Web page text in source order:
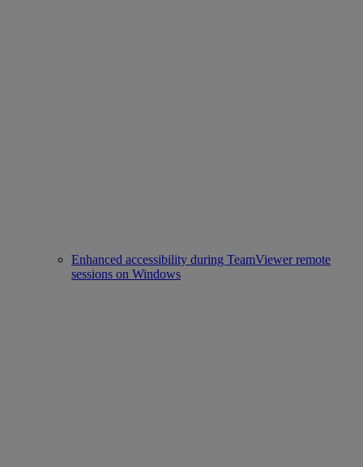
Enhanced accessibility during TeamViewer remote
sessions on Windows